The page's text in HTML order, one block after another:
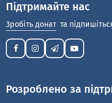
Підтримайте нас
Зробіть донат та
Розроблено за